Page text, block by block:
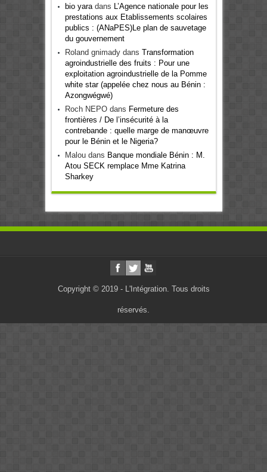
bio yaradans L’Agence nationale pour les
prestations aux Etablissements scolaires
publics : (ANaPES)Le plan de sauvetage
du gouvernement
Roland gnimadydans Transformation
agroindustrielle des fruits : Pour une
exploitation agroindustrielle de la Pomme
white star (appelée chez nous au Bénin :
Azongwégwé)
Roch NEPOdans Fermeture des
frontières / De l’insécurité à la
contrebande : quelle marge de manœuvre
pour le Bénin et le Nigeria?
Maloudans Banque mondiale Bénin : M.
Atou SECK remplace Mme Katrina
Sharkey
Copyright © 2019 - L'Intégration. Tous droits
réservés.